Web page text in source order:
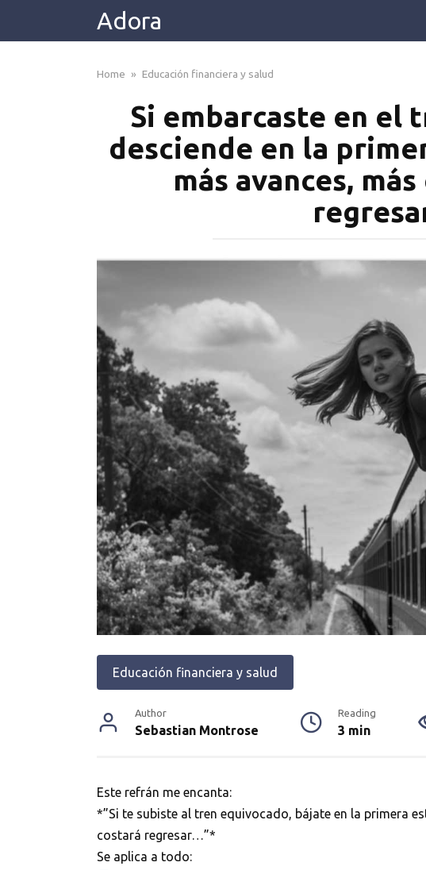
Adora
Home » Educación financiera y salud
Si embarcaste en el
desciende en la
más avances,
Educación financiera y salud
Author
Sebastian Montrose
Reading
3 min
Este refrán me encanta:
*”Si te subiste al tren equivocado, bájate en la primera
costará regresar…”*
Se aplica a todo: